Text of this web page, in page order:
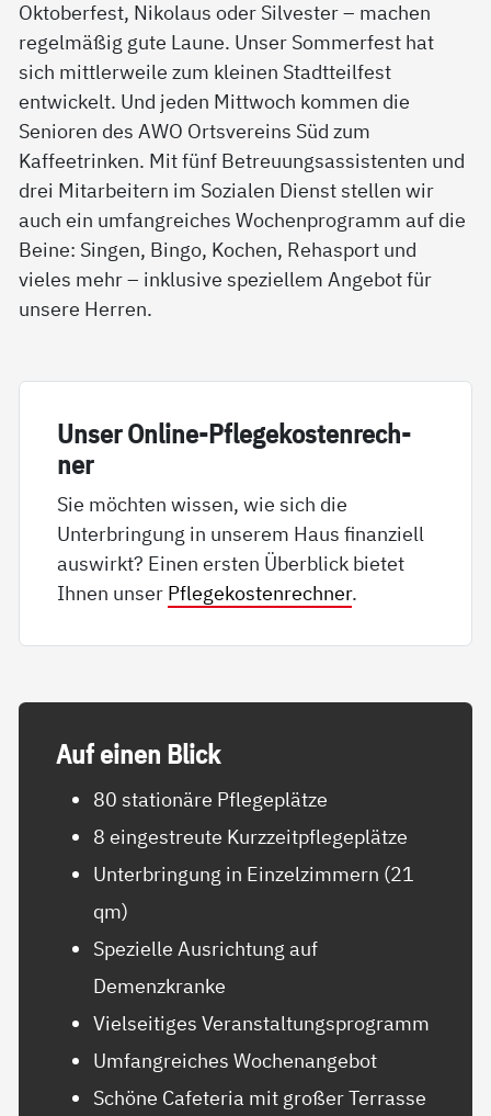
Oktoberfest, Nikolaus oder Silvester – machen
regelmäßig gute Laune. Unser Sommerfest hat
sich mittlerweile zum kleinen Stadtteilfest
entwickelt. Und jeden Mittwoch kommen die
Senioren des AWO Ortsvereins Süd zum
Kaffeetrinken. Mit fünf Betreuungsassistenten und
drei Mitarbeitern im Sozialen Dienst stellen wir
auch ein umfangreiches Wochenprogramm auf die
Beine: Singen, Bingo, Kochen, Rehasport und
vieles mehr – inklusive speziellem Angebot für
unsere Herren.
Un­ser On­li­ne-Pf­le­ge­kos­ten­rech­
ner
Sie möchten wissen, wie sich die
Unterbringung in unserem Haus finanziell
auswirkt? Einen ersten Überblick bietet
Ihnen unser Pflegekostenrechner.
Auf ei­nen Blick
80 stationäre Pflegeplätze
8 eingestreute Kurzzeitpflegeplätze
Unterbringung in Einzelzimmern (21
qm)
Spezielle Ausrichtung auf
Demenzkranke
Vielseitiges Veranstaltungsprogramm
Umfangreiches Wochenangebot
Schöne Cafeteria mit großer Terrasse